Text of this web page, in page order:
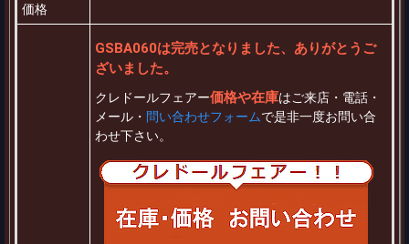
価格
GSBA060は完売となりました、ありがとうご
ざいました。
クレドールフェアー価格や在庫はご来店・電話・
メール・ 問い合わせフォームで是非一度お問い合
わせ下さい。